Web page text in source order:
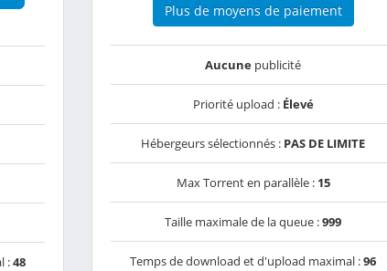
:48
Plus de moyens de paiement
Aucune publicité
Priorité upload : Élevé
Hébergeurs sélectionnés : PAS DE LIMITE
Max Torrent en parallèle : 15
Taille maximale de la queue :999
Temps de download et d'upload maximal :96